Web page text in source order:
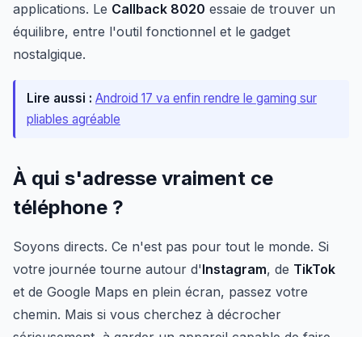
applications. Le Callback 8020 essaie de trouver un
équilibre, entre l'outil fonctionnel et le gadget
nostalgique.
Lire aussi : Android 17 va enfin rendre le gaming sur
pliables agréable
À qui s'adresse vraiment ce
téléphone ?
Soyons directs. Ce n'est pas pour tout le monde. Si
votre journée tourne autour d'Instagram, de TikTok
et de Google Maps en plein écran, passez votre
chemin. Mais si vous cherchez à décrocher